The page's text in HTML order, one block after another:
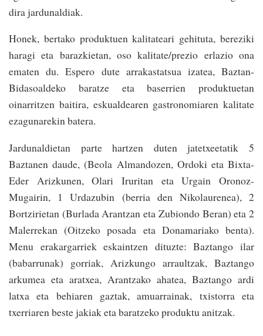
dira jardunaldiak.
Honek, bertako produktuen kalitateari gehituta, bereziki
haragi eta barazkietan, oso kalitate/prezio erlazio ona
ematen du. Espero dute arrakastatsua izatea, Baztan-
Bidasoaldeko baratze eta baserrien produktuetan
oinarritzen baitira, eskualdearen gastronomiaren kalitate
ezagunarekin batera.
Jardunaldietan parte hartzen duten jatetxeetatik 5
Baztanen daude, (Beola Almandozen, Ordoki eta Bixta-
Eder Arizkunen, Olari Iruritan eta Urgain Oronoz-
Mugairin, 1 Urdazubin (berria den Nikolaurenea), 2
Bortzirietan (Burlada Arantzan eta Zubiondo Beran) eta 2
Malerrekan (Oitzeko posada eta Donamariako benta).
Menu erakargarriek eskaintzen dituzte: Baztango ilar
(babarrunak) gorriak, Arizkungo arraultzak, Baztango
arkumea eta aratxea, Arantzako ahatea, Baztango ardi
latxa eta behiaren gaztak, amuarrainak, txistorra eta
txerriaren beste jakiak eta baratzeko produktu anitzak.